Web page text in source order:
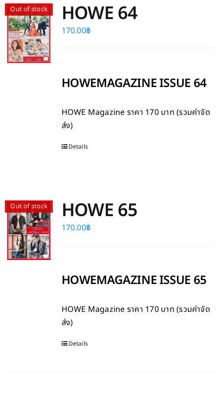
Out of stock HOWE 64
170.00฿
HOWEMAGAZINE ISSUE 64
HOWE Magazine ราคา 170 บาท (รวมค่าจัด
ส่ง)
Details
Out of stock HOWE 65
170.00฿
HOWEMAGAZINE ISSUE 65
HOWE Magazine ราคา 170 บาท (รวมค่าจัด
ส่ง)
Details